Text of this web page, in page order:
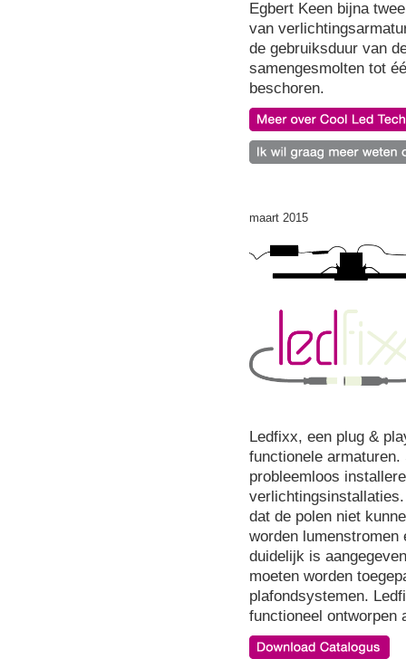
Egbert Keen bijna
van
de gebruiksduur van
samengesmolten tot
beschoren.
maart 2015
Ledfixx, een plug &
functionele
probleemloos
dat de polen niet
worden
duidelijk is
moeten worden
plafondsystemen.
functioneel ontworpen